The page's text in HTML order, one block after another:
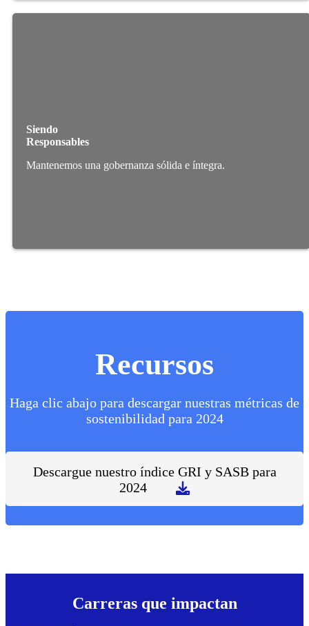
Siendo
Responsables
Mantenemos una gobernanza sólida e íntegra.
Recursos
Haga clic abajo para descargar nuestras métricas de
sostenibilidad para 2024
Descargue nuestro índice GRI y SASB para
2024
Carreras que impactan